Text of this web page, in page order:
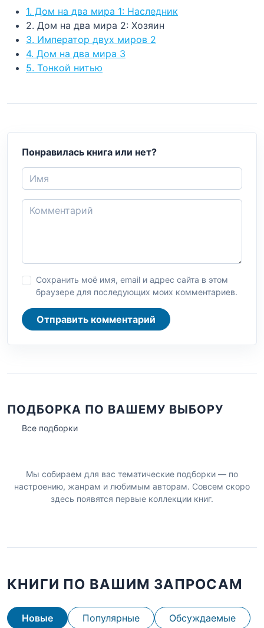
1. Дом на два мира 1: Наследник
2. Дом на два мира 2: Хозяин
3. Император двух миров 2
4. Дом на два мира 3
5. Тонкой нитью
Понравилась книга или нет?
Сохранить моё имя, email и адрес сайта в этом
браузере для последующих моих комментариев.
Отправить комментарий
ПОДБОРКА ПО ВАШЕМУ ВЫБОРУ
Все подборки
Мы собираем для вас тематические подборки — по
настроению, жанрам и любимым авторам. Совсем скоро
здесь появятся первые коллекции книг.
КНИГИ ПО ВАШИМ ЗАПРОСАМ
Новые Популярные Обсуждаемые